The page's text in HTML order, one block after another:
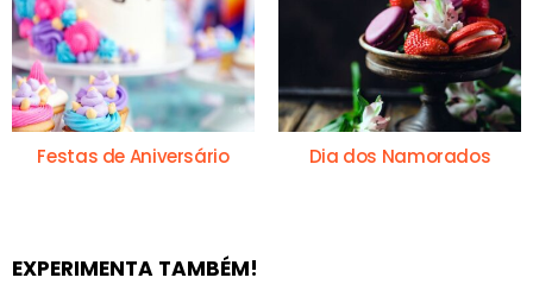
Festas de Aniversário Dia dos Namorados
EXPERIMENTA TAMBÉM!